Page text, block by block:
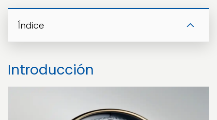
Índice
Introducción